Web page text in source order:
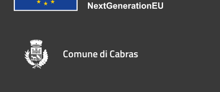
Comune di Cabras